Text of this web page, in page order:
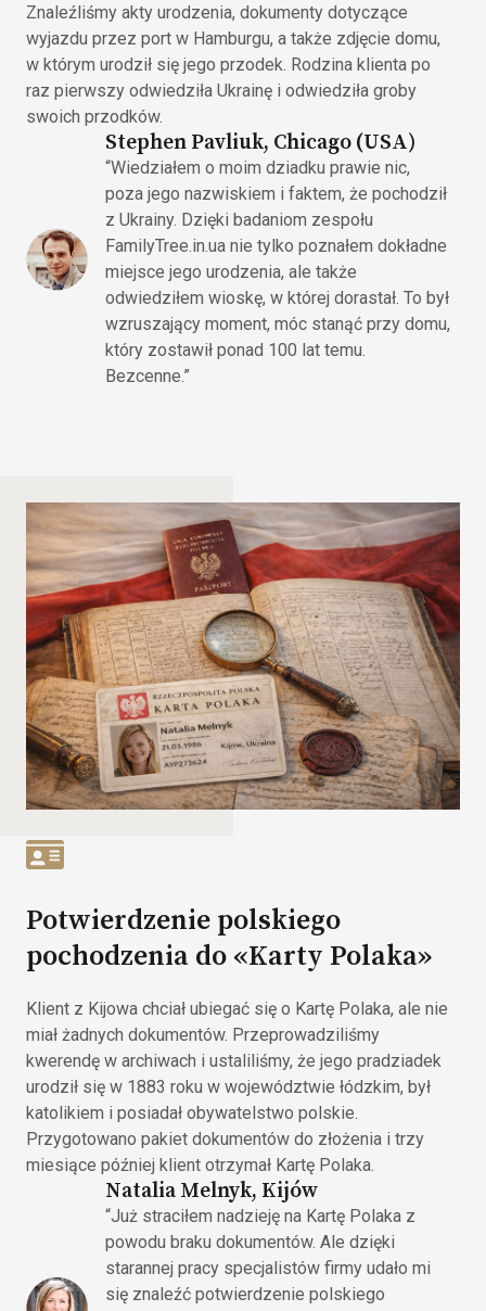
Znaleźliśmy akty urodzenia, dokumenty dotyczące
wyjazdu przez port w Hamburgu, a także zdjęcie domu,
w którym urodził się jego przodek. Rodzina klienta po
raz pierwszy odwiedziła Ukrainę i odwiedziła groby
swoich przodków.
Stephen Pavliuk, Chicago (USA)
“Wiedziałem o moim dziadku prawie nic,
poza jego nazwiskiem i faktem, że pochodził
z Ukrainy. Dzięki badaniom zespołu
FamilyTree.in.ua nie tylko poznałem dokładne
miejsce jego urodzenia, ale także
odwiedziłem wioskę, w której dorastał. To był
wzruszający moment, móc stanąć przy domu,
który zostawił ponad 100 lat temu.
Bezcenne.”
Potwierdzenie polskiego
pochodzenia do «Karty Polaka»
Klient z Kijowa chciał ubiegać się o Kartę Polaka, ale nie
miał żadnych dokumentów. Przeprowadziliśmy
kwerendę w archiwach i ustaliliśmy, że jego pradziadek
urodził się w 1883 roku w województwie łódzkim, był
katolikiem i posiadał obywatelstwo polskie.
Przygotowano pakiet dokumentów do złożenia i trzy
miesiące później klient otrzymał Kartę Polaka.
Natalia Melnyk, Kijów
“Już straciłem nadzieję na Kartę Polaka z
powodu braku dokumentów. Ale dzięki
starannej pracy specjalistów firmy udało mi
się znaleźć potwierdzenie polskiego